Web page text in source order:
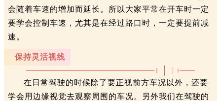
会随着车速的增加而延长。所以大家平常在开车时一定
要学会控制车速，尤其是在经过路口时，一定要提前减
速。
保持灵活视线
在日常驾驶的时候除了要正视前方车况以外，还要
学会用 边缘视觉去观察周围的车况。另外我们在驾驶的